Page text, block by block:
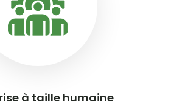
à taille humaine